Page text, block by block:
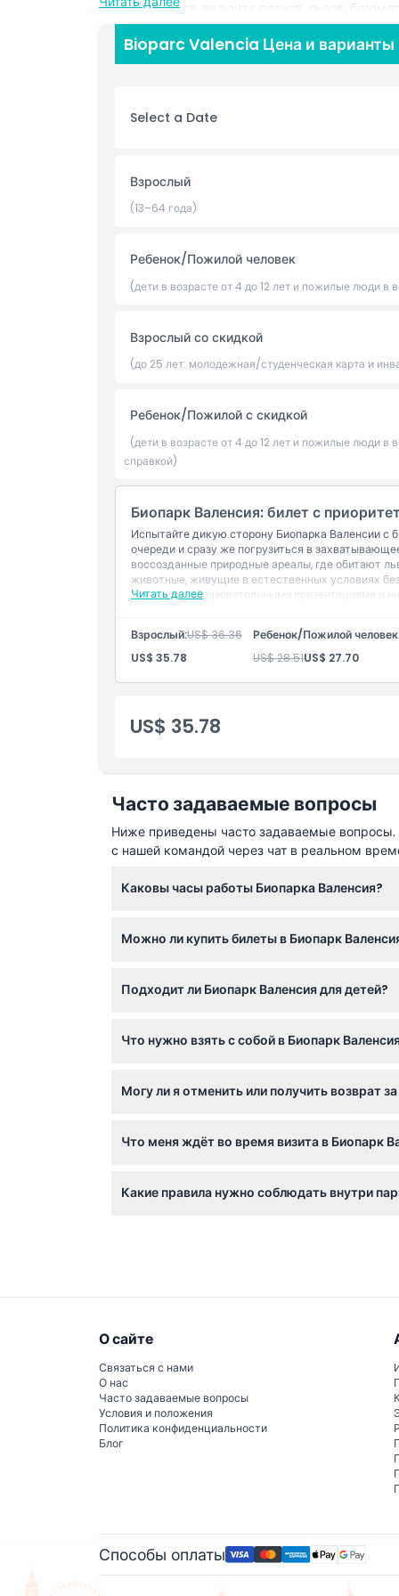
около 150 видов, включая слонов, львов,
присоединяйтесь к экскурсиям и лекциям,
природе и получая удовольствие. Биопарк
перерабатывая более 95% своей воды и
путешествуете ли вы с семьей, друзьями или
познавательный и глубоко погружающий опыт,
Основные моменты
Политика в отношении детей и взрослых
Исключения
Местоположение
Политика отмены
Bioparc Valencia Цена и варианты
Select a Date
Взрослый
(13–64 года)
Ребенок/Пожилой человек
(дети в возрасте от 4 до 12 лет и пожилые люди в
Взрослый со скидкой
(до 25 лет: молодежная/студенческая карта и
Ребенок/Пожилой с скидкой
(дети в возрасте от 4 до 12 лет и пожилые люди
справкой)
Биопарк Валенсия: билет с
Испытайте дикую сторону Биопарка Валенсии
очереди и сразу же погрузиться в
воссозданные природные ареалы, где обитают
животные, живущие в естественных условиях
животных, образовательными презентациями и
предлагает плавный и незабываемый опыт
Читать далее
Включено
Входной билет
Доступ к таким мероприятиям, как
Взрослый:US$ 36.36
US$ 35.78
Ребенок/Пожилой
US$ 28.51US$ 27.70
US$ 35.78
Часто задаваемые вопросы
Ниже приведены часто задаваемые вопросы.
с нашей командой через чат в реальном
Каковы часы работы Биопарка Валенсия?
зависимости от продолжительности
Можно ли купить билеты в Биопарк
посещаемости.
Подходит ли Биопарк Валенсия для детей?
Что нужно взять с собой в Биопарк
подтверждение бронирования. Помните,
Могу ли я отменить или получить возврат
дату и время.
Что меня ждёт во время визита в Биопарк
традиционных клеток, а также
Какие правила нужно соблюдать внутри
О сайте
Связаться с нами
О нас
Часто задаваемые вопросы
Условия и положения
Политика конфиденциальности
Блог
Способы оплаты